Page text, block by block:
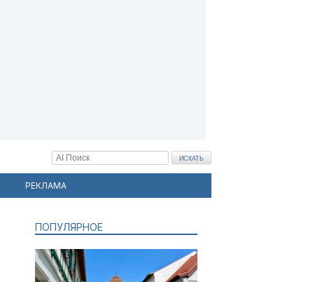
РЕКЛАМА
ПОПУЛЯРНОЕ